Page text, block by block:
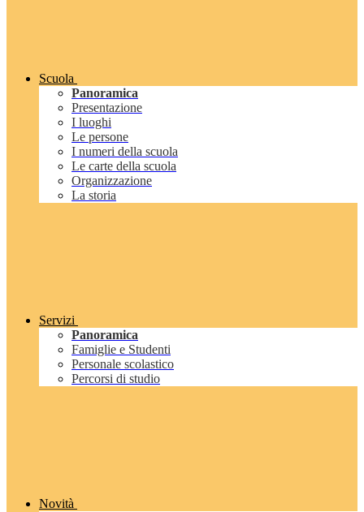
Scuola
Panoramica
Presentazione
I luoghi
Le persone
I numeri della scuola
Le carte della scuola
Organizzazione
La storia
Servizi
Panoramica
Famiglie e Studenti
Personale scolastico
Percorsi di studio
Novità